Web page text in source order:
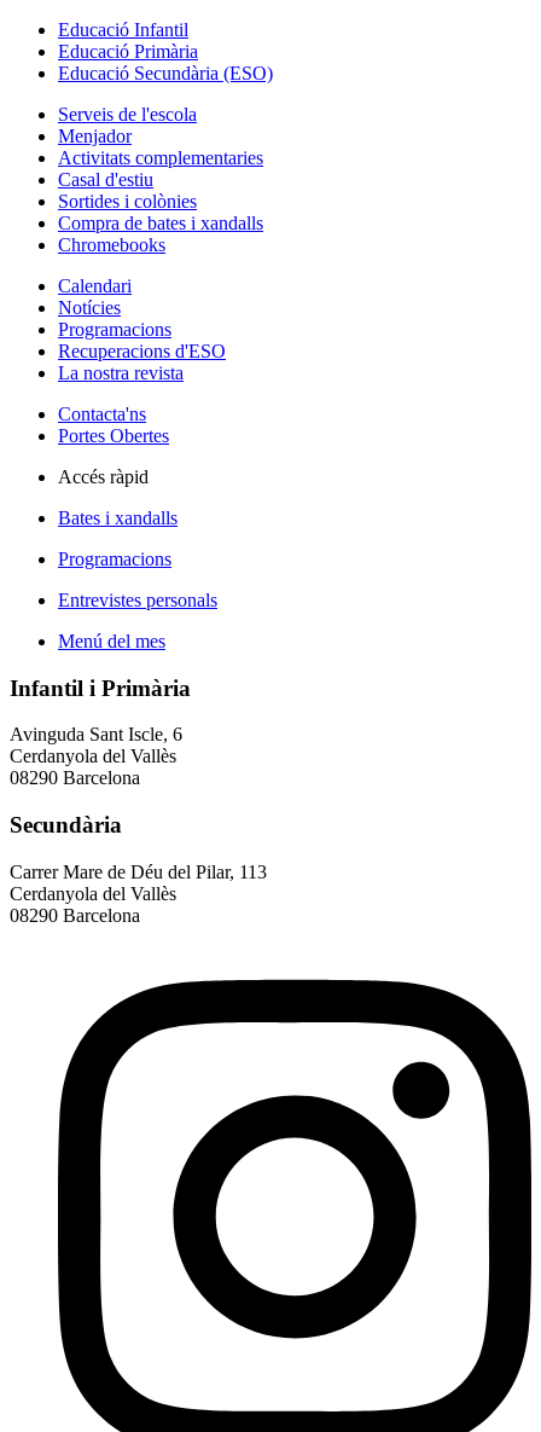
Educació Infantil
Educació Primària
Educació Secundària (ESO)
Serveis de l'escola
Menjador
Activitats complementaries
Casal d'estiu
Sortides i colònies
Compra de bates i xandalls
Chromebooks
Calendari
Notícies
Programacions
Recuperacions d'ESO
La nostra revista
Contacta'ns
Portes Obertes
Accés ràpid
Bates i xandalls
Programacions
Entrevistes personals
Menú del mes
Infantil i Primària
Avinguda Sant Iscle, 6
Cerdanyola del Vallès
08290 Barcelona
Secundària
Carrer Mare de Déu del Pilar, 113
Cerdanyola del Vallès
08290 Barcelona